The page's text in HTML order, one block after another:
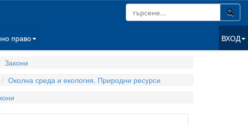
право ВХОД
Закони
Околна среда и екология. Природни ресурси